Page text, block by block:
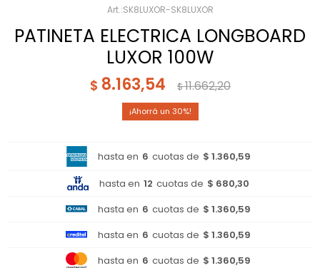
SK8LUXOR-SK8LUXOR
PATINETA ELECTRICA LONGBOARD
LUXOR 100W
$ 8.163,54 $11.662,20
30
hasta en 6 cuotas de $ 1.360,59
hasta en 12 cuotas de $ 680,30
hasta en 6 cuotas de $ 1.360,59
hasta en 6 cuotas de $ 1.360,59
hasta en 6 cuotas de $ 1.360,59